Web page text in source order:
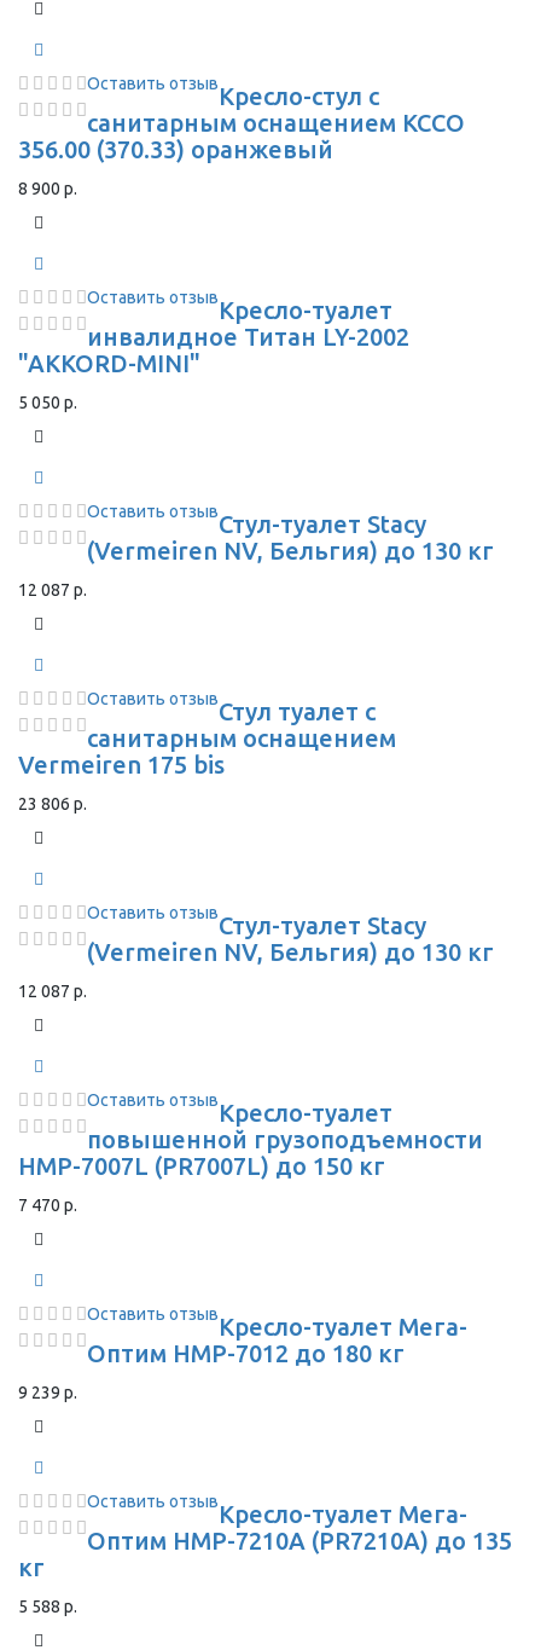
Оставить отзывКресло-стул с
санитарным оснащением КССО
356.00 (370.33) оранжевый
8 900 р.
Оставить отзывКресло-туалет
инвалидное Титан LY-2002
"AKKORD-MINI"
5 050 р.
Оставить отзывСтул-туалет Stacy
(Vermeiren NV, Бельгия) до 130 кг
12 087 р.
Оставить отзывСтул туалет с
санитарным оснащением
Vermeiren 175 bis
23 806 р.
Оставить отзывСтул-туалет Stacy
(Vermeiren NV, Бельгия) до 130 кг
12 087 р.
Оставить отзывКресло-туалет
повышенной грузоподъемности
HMP-7007L (PR7007L) до 150 кг
7 470 р.
Оставить отзывКресло-туалет Мега-
Оптим HMP-7012 до 180 кг
9 239 р.
Оставить отзывКресло-туалет Мега-
Оптим HMP-7210A (PR7210A) до 135
кг
5 588 р.